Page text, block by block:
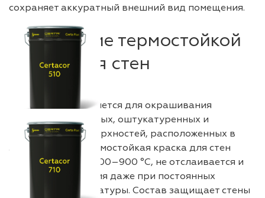
сохраняет аккуратный внешний вид помещения.
Назначение термостойкой
краски для стен
Покрытие применяется для окрашивания
кирпичных, бетонных, оштукатуренных и
минеральных поверхностей, расположенных в
зонах нагрева. Термостойкая краска для стен
выдерживает до 600–900 °C, не отслаивается и
не теряет сцепления даже при постоянных
перепадах температуры. Состав защищает стены